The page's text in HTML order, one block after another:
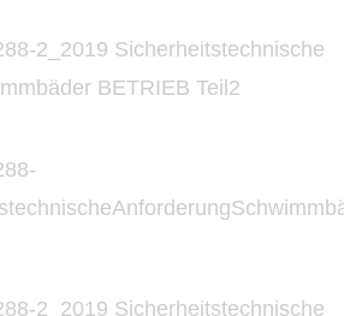
2_2019 Sicherheitstechnische
BETRIEB Teil2
2_2019 Sicherheitstechnische